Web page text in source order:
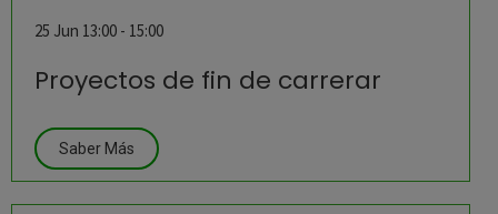
25 Jun 13:00 - 15:00
Proyectos de fin de carrerar
Saber Más